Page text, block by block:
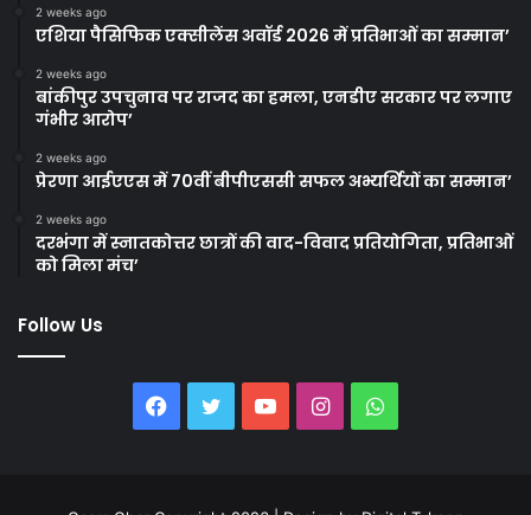
2 weeks ago
एशिया पैसिफिक एक्सीलेंस अवॉर्ड 2026 में प्रतिभाओं का सम्मान’
2 weeks ago
बांकीपुर उपचुनाव पर राजद का हमला, एनडीए सरकार पर लगाए
गंभीर आरोप’
2 weeks ago
प्रेरणा आईएएस में 70वीं बीपीएससी सफल अभ्यर्थियों का सम्मान’
2 weeks ago
दरभंगा में स्नातकोत्तर छात्रों की वाद-विवाद प्रतियोगिता, प्रतिभाओं
को मिला मंच’
Follow Us
Facebook
TwitterYouTubeInstagramWhatsApp